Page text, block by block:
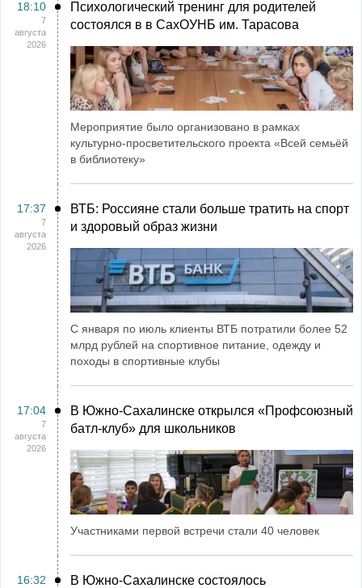
18:10
7
августа
2026
Психологический тренинг для родителей
состоялся в в СахОУНБ им. Тарасова
Мероприятие было организовано в рамках
культурно-просветительского проекта «Всей семьёй
в библиотеку»
17:37
7
августа
2026
ВТБ: Россияне стали больше тратить на спорт
и здоровый образ жизни
С января по июль клиенты ВТБ потратили более 52
млрд рублей на спортивное питание, одежду и
походы в спортивные клубы
17:04
7
августа
2026
В Южно-Сахалинске открылся «Профсоюзный
батл-клуб» для школьников
Участниками первой встречи стали 40 человек
16:32
В Южно-Сахалинске состоялось